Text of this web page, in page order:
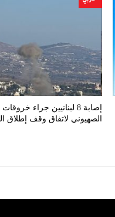
إصابة 8 لبنانيين جراء
الصهيوني لاتفاق وقف إطلاق